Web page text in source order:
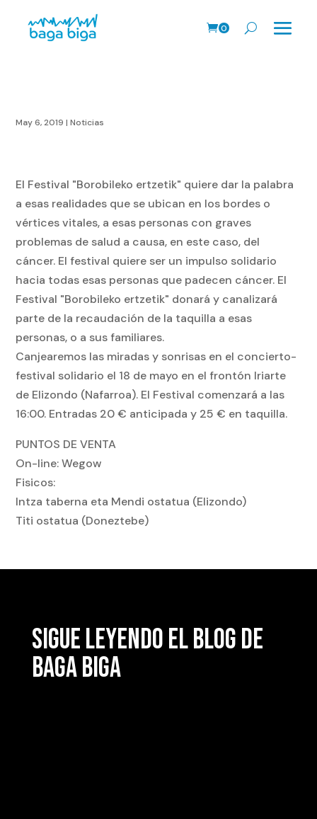
0
May 6, 2019 |Noticias
El Festival "Borobileko ertzetik" quiere dar la palabra
a esas realidades que se ubican en los bordes o
vértices vitales, a esas personas con graves
problemas de salud a causa, en este caso, del
cáncer. El festival quiere ser un impulso solidario
hacia todas esas personas que padecen cáncer. El
Festival "Borobileko ertzetik" donará y canalizará
parte de la recaudación de la taquilla a esas
personas, o a sus familiares.
Canjearemos las miradas y sonrisas en el concierto-
festival solidario el 18 de mayo en el frontón Iriarte
de Elizondo (Nafarroa). El Festival comenzará a las
16:00. Entradas 20 € anticipada y 25 € en taquilla.
PUNTOS DE VENTA
On-line: Wegow
Fisicos:
Intza taberna eta Mendi ostatua (Elizondo)
Titi ostatua (Doneztebe)
SIGUE LEYENDO EL BLOG DE
BAGA BIGA